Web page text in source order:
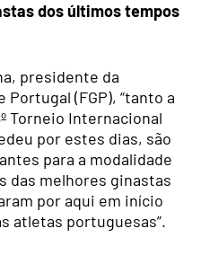
dos últimos tempos
presidente da
Portugal (FGP), “tanto a
Torneio Internacional
por estes dias, são
para a modalidade
das melhores ginastas
por aqui em início
atletas portuguesas”.